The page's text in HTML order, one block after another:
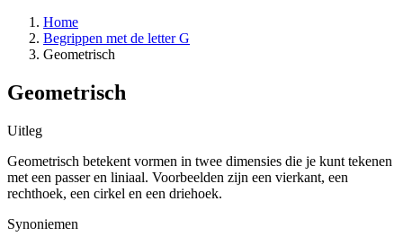
Home
Begrippen met de letter G
Geometrisch
Geometrisch
Uitleg
Geometrisch betekent vormen in twee dimensies die je kunt tekenen
met een passer en liniaal. Voorbeelden zijn een vierkant, een
rechthoek, een cirkel en een driehoek.
Synoniemen